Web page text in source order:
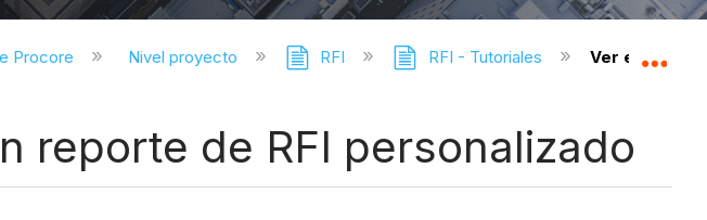
Procore Nivel proyecto RFI RFI - Tutoriales Ver el
reporte de RFI personalizado